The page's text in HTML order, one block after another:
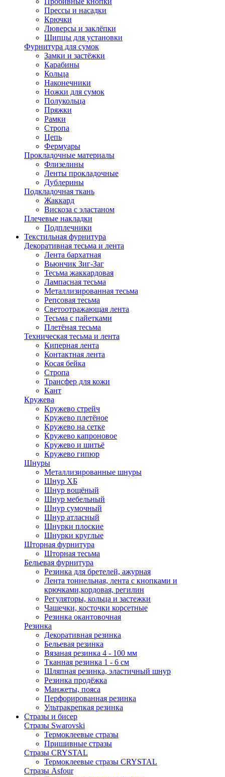
Прессы и насадки
Крючки
Люверсы и заклёпки
Щипцы для установки
Фурнитура для сумок
Замки и застёжки
Карабины
Кольца
Наконечники
Ножки для сумок
Полукольца
Пряжки
Рамки
Стропа
Цепь
Фермуары
Прокладочные материалы
Флизелины
Ленты прокладочные
Дублерины
Подкладочная ткань
Жаккард
Вискоза с эластаном
Плечевые накладки
Подплечники
Текстильная фурнитура
Декоративная тесьма и лента
Лента бархатная
Вьюнчик Зиг-Заг
Тесьма жаккардовая
Лампасная тесьма
Металлизированная тесьма
Репсовая тесьма
Светоотражающая лента
Тесьма с пайетками
Плетёная тесьма
Техническая тесьма и лента
Киперная лента
Контактная лента
Косая бейка
Стропа
Трансфер для кожи
Кант
Кружева
Кружево стрейч
Кружево плетёное
Кружево на сетке
Кружево капроновое
Кружево и шитьё
Кружево гипюр
Шнуры
Металлизированные шнуры
Шнур ХБ
Шнур вощёный
Шнур мебельный
Шнур сумочный
Шнур атласный
Шнурки плоские
Шнурки круглые
Шторная фурнитура
Шторная тесьма
Бельевая фурнитура
Резинка для бретелей, ажурная
Лента тоннельная, лента с кнопками и
крючками,кордовая, регилин
Регуляторы, кольца и застежки
Чашечки, косточки корсетные
Резинка окантовочная
Резинка
Декоративная резинка
Бельевая резинка
Вязаная резинка 4 - 100 мм
Тканная резинка 1 - 6 см
Шляпная резинка, эластичный шнур
Резинка продёжка
Манжеты, пояса
Перфорированная резинка
Ультракрепкая резинка
Стразы и бисер
Стразы Swarovski
Термоклеевые стразы
Пришивные стразы
Стразы CRYSTAL
Термоклеевые стразы CRYSTAL
Стразы Asfour